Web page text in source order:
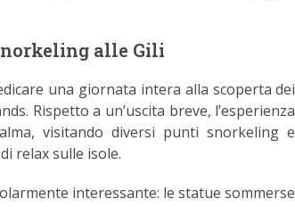
alle Gili
una giornata intera alla scoperta dei
Rispetto a un’uscita breve, l’esperienza
visitando diversi punti snorkeling e
relax sulle isole.
interessante: le statue sommerse